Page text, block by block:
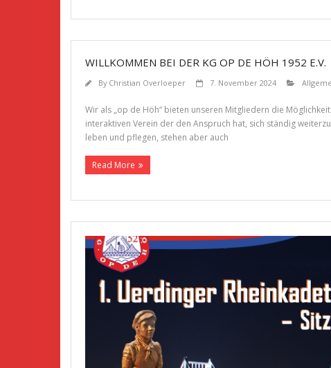
WILLKOMMEN BEI DER KG OP DE HÖH 1952 E.V.
By Christian Overloeper 7. November 2024
Wir als „op de Höh“ bieten unseren Mitgliedern die
interaktiven Verein der den Anspruch hat, sich ständig
leben und pflegen, stehen aber auch
Read More